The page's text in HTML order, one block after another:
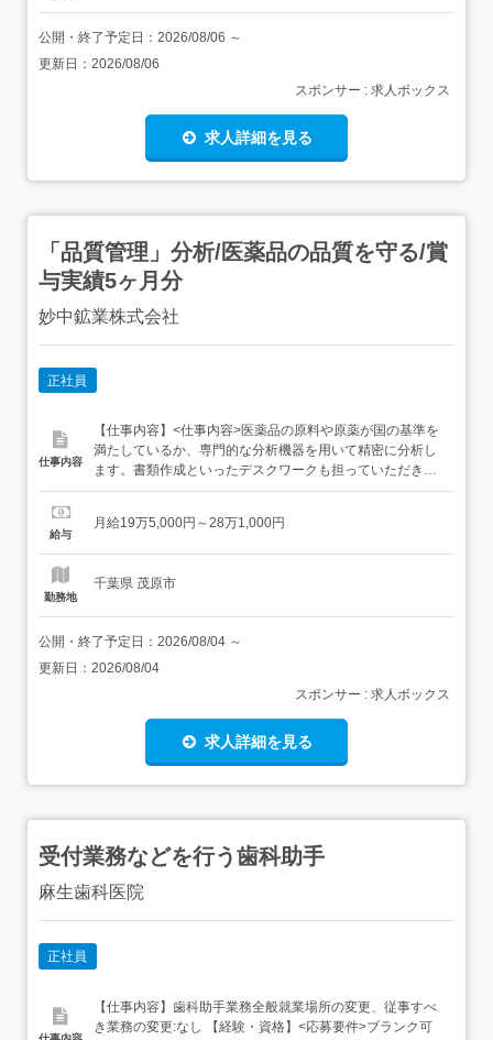
公開・終了予定日： 2026/08/06 ～
更新日： 2026/08/06
スポンサー : 求人ボックス
求人詳細を見る
「品質管理」分析/医薬品の品質を守る/賞
与実績5ヶ月分
妙中鉱業株式会社
正社員
仕事内容
【仕事内容】<仕事内容>医薬品の原料や原薬が国の基準を
満たしているか、専門的な分析機器を用いて精密に分析し
ます。書類作成といったデスクワークも担っていただきま
す。 医薬品の品質を保証する役割を担います。日本薬局方
です。 機器分析、化学分析(使用分析機器:HPLC、GC、
給与
月給19万5,000円～28万1,000円
勤務地
千葉県 茂原市
公開・終了予定日： 2026/08/04 ～
更新日： 2026/08/04
スポンサー : 求人ボックス
求人詳細を見る
受付業務などを行う歯科助手
麻生歯科医院
正社員
【仕事内容】歯科助手業務全般就業場所の変更、従事すべ
き業務の変更:なし 【経験・資格】<応募要件>ブランク可